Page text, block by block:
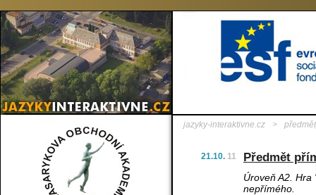
jazyky-interaktivne.cz >
21.10. 11 Předmět
Úroveň A2.
nepřímého.